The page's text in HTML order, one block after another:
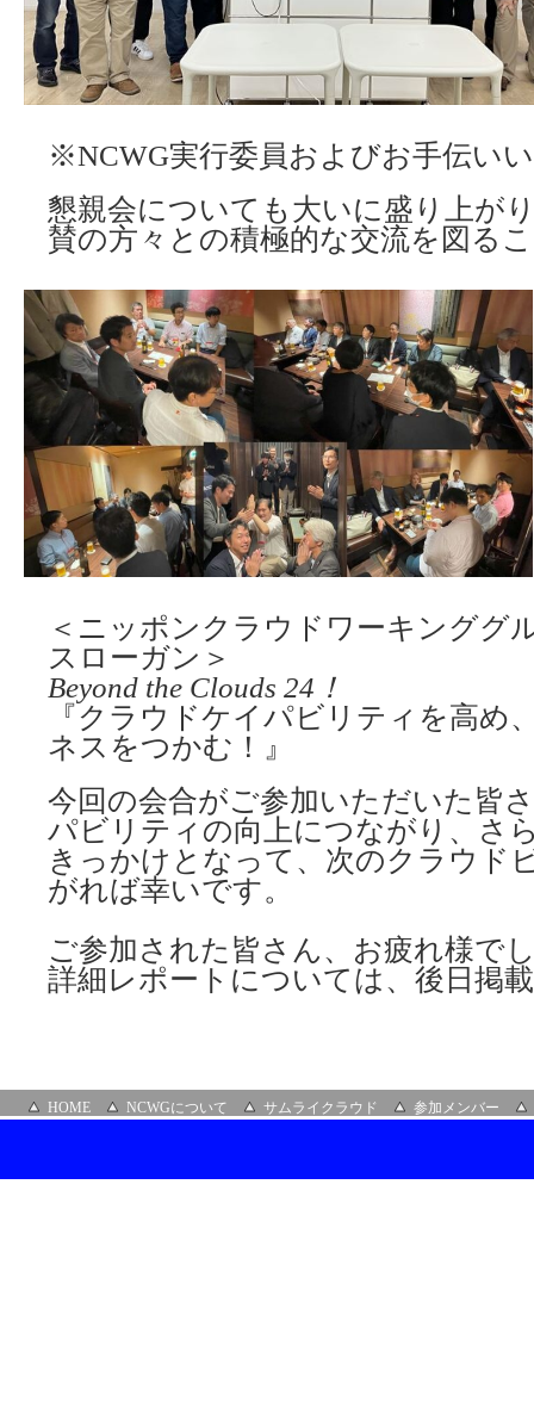
※NCWG実行委員およびお手伝い
懇親会についても大いに盛り上が
賛の方々との積極的な交流を図る
＜ニッポンクラウドワーキンググ
スローガン＞
Beyond the Clouds 24！
『クラウドケイパビリティを高め
ネスをつかむ！』
今回の会合がご参加いただいた皆
パビリティの向上につながり、さ
きっかけとなって、次のクラウド
がれば幸いです。
ご参加された皆さん、お疲れ様で
詳細レポートについては、後日掲
HOME NCWGについて サムライクラウド 参加メンバー